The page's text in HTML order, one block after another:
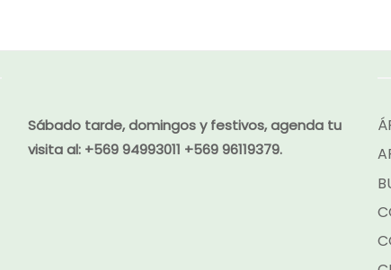
Sábado tarde, domingos y festivos, agenda tu
visita al: +569 94993011 +569 96119379.